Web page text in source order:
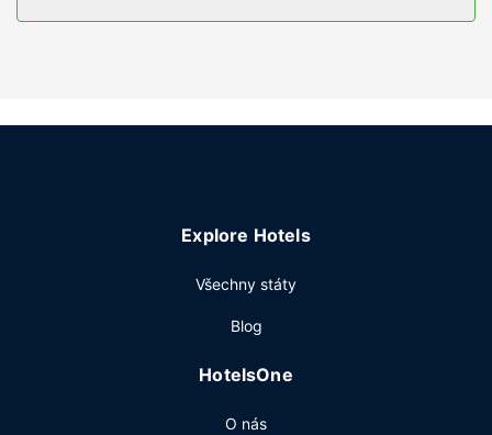
Vybavení nemovitosti
dispozici bar/salonek. Za malý příplatek budete zváni na
do 9:00 a o víkendu od 5:00 do 10:00.
ve vestibulu a čistírna oděvů. Obchodní a společenské
areálu je hostům k dispozici samostatné parkování (za
Explore Hotels
Všechny státy
Blog
HotelsOne
O nás